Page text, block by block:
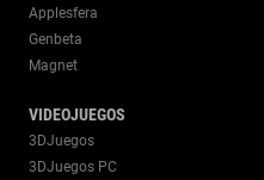
Applesfera
Genbeta
Magnet
VIDEOJUEGOS
3DJuegos
3DJuegos PC